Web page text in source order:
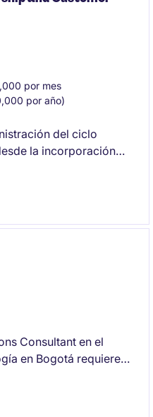
por mes
por año)
del ciclo
la incorporación
de la información
la organización.
rebates y demás
Consultant en el
en Bogotá requiere
la eficiencia y
Este rol temporal